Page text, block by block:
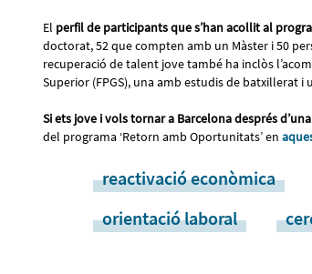
El perfil de participants que s’han acollit al
doctorat, 52 que compten amb un Màster i 50
recuperació de talent jove també ha inclòs
Superior (FPGS), una amb estudis de batxillerat i
Si ets jove i vols tornar a Barcelona després
del programa ‘Retorn amb Oportunitats’ en
reactivació econòmica
orientació laboral